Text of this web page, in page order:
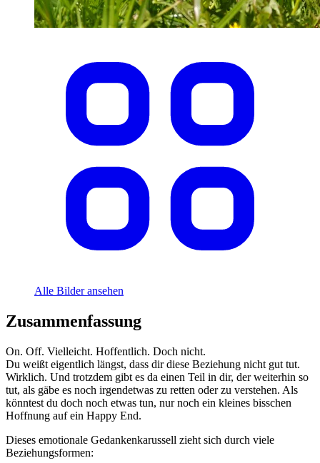
Alle Bilder ansehen
Zusammenfassung
On. Off. Vielleicht. Hoffentlich. Doch nicht.
Du weißt eigentlich längst, dass dir diese Beziehung nicht gut tut.
Wirklich. Und trotzdem gibt es da einen Teil in dir, der weiterhin so
tut, als gäbe es noch irgendetwas zu retten oder zu verstehen. Als
könntest du doch noch etwas tun, nur noch ein kleines bisschen
Hoffnung auf ein Happy End.
Dieses emotionale Gedankenkarussell zieht sich durch viele
Beziehungsformen: